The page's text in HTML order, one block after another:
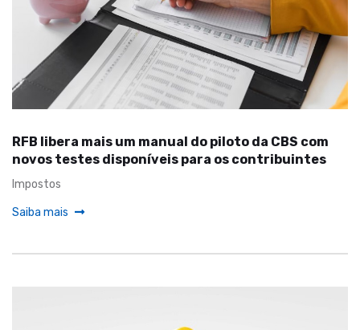
RFB libera mais um manual do piloto da CBS com
novos testes disponíveis para os contribuintes
Impostos
Saiba mais